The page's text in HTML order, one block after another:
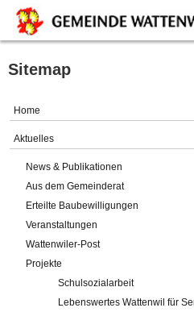
Home
Gemeinde
Verwaltung
Online-Service
Sitemap
Home
Aktuelles
News & Publikationen
Aus dem Gemeinderat
Erteilte Baubewilligungen
Veranstaltungen
Wattenwiler-Post
Projekte
Schulsozialarbeit
Lebenswertes Wattenwil für